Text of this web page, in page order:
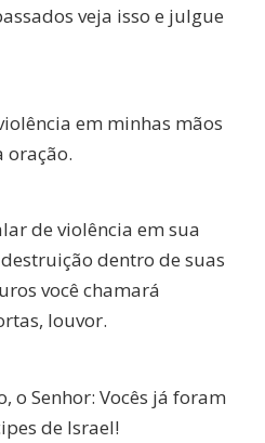
veja isso e julgue
em minhas mãos
oração.
de violência em sua
dentro de suas
você chamará
louvor.
o Senhor: Vocês já foram
de Israel!